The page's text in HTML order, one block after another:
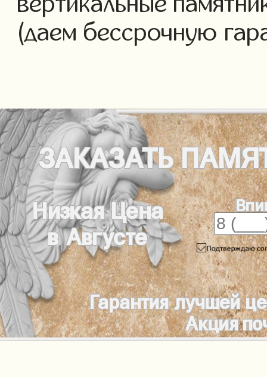
(даем бессрочную
ЗАКАЗАТЬ
Низкая Цена
в Августе
Гарантия лучшей
Акция